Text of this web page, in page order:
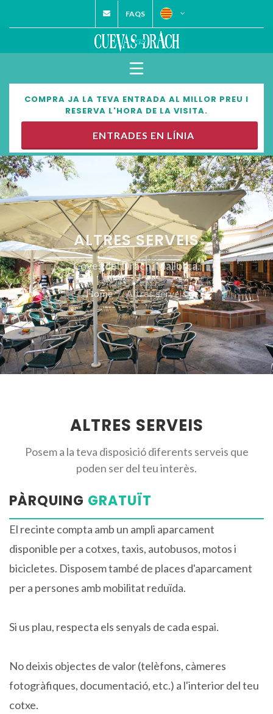
FAQS
COMPRA JA LA TEVA ENTRADA AL MILLOR PREU I
RESERVA L'HORA DE LA VISITA.
ENTRADES EN LÍNIA
ALTRES SERVEIS
Coves del Drach, Mallorca.
Home Altres serveis
ALTRES SERVEIS
Posem a la teva disposició diferents serveis que
poden ser del teu interès.
PÀRQUING GRATUÏT
El recinte compta amb un ampli aparcament
disponible per a cotxes, taxis, autobusos, motos i
bicicletes. Disposem també de places d'aparcament
per a persones amb mobilitat reduïda.
Si us plau, respecta els senyals de cada espai.
No deixis objectes de valor (telèfons, càmeres
fotogràfiques, documentació, etc.) a l'interior del teu
cotxe.